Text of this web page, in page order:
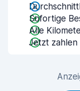
Sofortige
Alle
Jetzt zahlen